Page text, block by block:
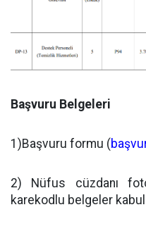
Başvuru Belgeleri
1)Başvuru formu (
2) Nüfus cüzdanı
karekodlu belgeler